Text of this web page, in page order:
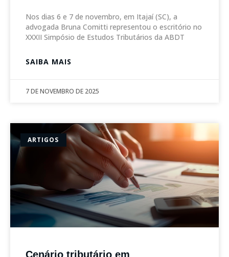
Nos dias 6 e 7 de novembro, em Itajaí (SC), a
advogada Bruna Comitti representou o escritório no
XXXII Simpósio de Estudos Tributários da ABDT
SAIBA MAIS
7 DE NOVEMBRO DE 2025
ARTIGOS
Cenário tributário em